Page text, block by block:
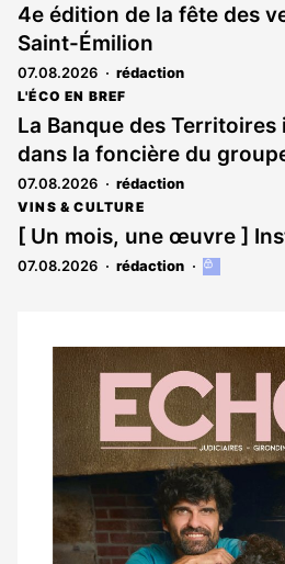
4e édition de la fête des
Saint-Émilion
07.08.2026 rédaction
L'ÉCO EN BREF
La Banque des
dans la foncière du
07.08.2026 rédaction
VINS & CULTURE
[ Un mois, une œuvre ]
07.08.2026 rédaction
Cet
aux
abonnés
Notre
dernier
magazine